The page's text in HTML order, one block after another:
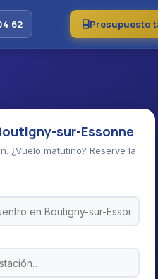
62 Presupuesto
sur-Essonne
¿Vuelo matutino? Reserve la